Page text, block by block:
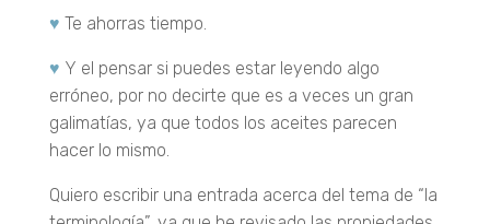
♥ Te ahorras tiempo.
♥ Y el pensar si puedes estar leyendo algo
erróneo, por no decirte que es a veces un gran
galimatías, ya que todos los aceites parecen
hacer lo mismo.
Quiero escribir una entrada acerca del tema de “la